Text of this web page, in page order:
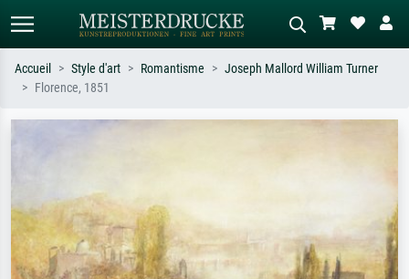
Accueil Style d'art Romantisme
Joseph Mallord William Turner
Florence, 1851